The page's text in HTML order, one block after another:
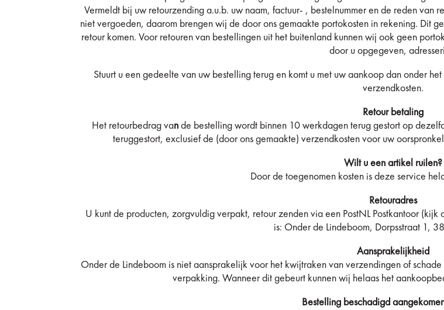
Vermeldt bij uw retourzending a.u.b. uw naam, factuur- , bestelnummer en de reden van
niet vergoeden, daarom brengen wij de door ons gemaakte portokosten in rekening. Dit
retour komen. Voor retouren van bestellingen uit het buitenland kunnen wij ook geen
door u opgegeven,
Stuurt u een gedeelte van uw bestelling terug en komt u met uw aankoop dan onder
verzendkosten.
Retour betaling
Het retourbedrag vande bestelling wordt binnen 10 werkdagen terug gestort op
teruggestort, exclusief de (door ons gemaakte) verzendkosten voor uw
Wilt u een artikel ruilen?
Door de toegenomen kosten is deze service
Retouradres
U kunt de producten, zorgvuldig verpakt, retour zenden via een PostNL Postkantoor (kijk
is: Onder de Lindeboom, Dorpsstraat 1,
Aansprakelijkheid
Onder de Lindeboom is niet aansprakelijk voor het kwijtraken van verzendingen of
verpakking. Wanneer dit gebeurt kunnen wij helaas het
Bestelling beschadigd